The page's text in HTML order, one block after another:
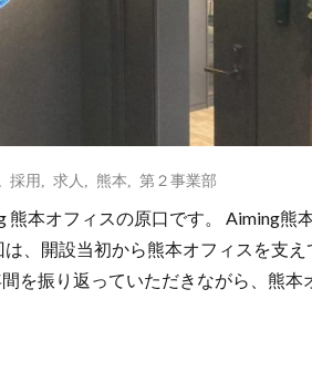
採用 求人 熊本 第２事業部
熊本オフィスの原口です。 Aiming熊
、開設当初から熊本オフィスを支
を振り返っていただきながら、熊本